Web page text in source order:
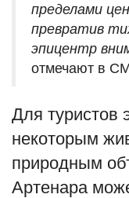
пределами
превратив
эпицентр
отмечают в
Для туристов
некоторым
природным
Артенара